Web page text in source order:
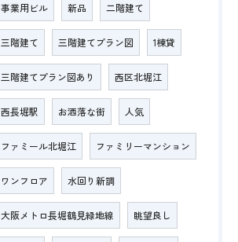
事業用ビル 新品 二階建て
三階建て 三階建てプラン図 1棟貸
三階建てプラン図あり 西区北堀江
西長堀駅 お洒落な街 人気
ファミール北堀江 ファミリーマンション
ワンフロア 水回り新調
大阪メトロ長堀鶴見緑地線 眺望良し